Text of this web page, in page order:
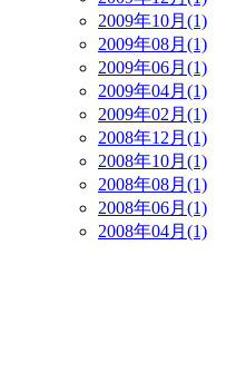
2009年10月(1)
2009年08月(1)
2009年06月(1)
2009年04月(1)
2009年02月(1)
2008年12月(1)
2008年10月(1)
2008年08月(1)
2008年06月(1)
2008年04月(1)